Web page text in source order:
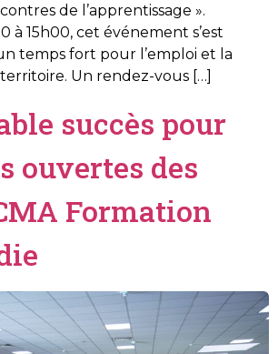
de l’apprentissage ».
à 15h00, cet événement s’est
temps fort pour l’emploi et la
Un rendez-vous […]
succès pour
ouvertes des
Formation